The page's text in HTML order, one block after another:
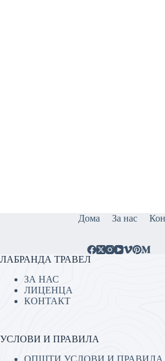
Дома За нас
ЛАБРАНДА ТРАВЕЛ
ЗА НАС
ЛИЦЕНЦА
КОНТАКТ
УСЛОВИ И ПРАВИЛА
ОПШТИ УСЛОВИ И ПРАВИЛА